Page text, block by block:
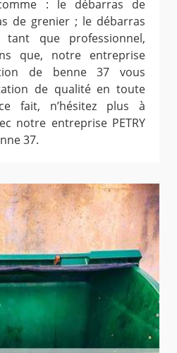
: le débarras de
de grenier ; le débarras
tant que professionnel,
que, notre entreprise
de benne 37 vous
de qualité en toute
fait, n’hésitez plus à
notre entreprise PETRY
37.